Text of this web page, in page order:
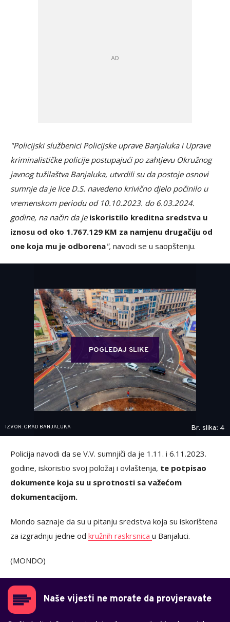
"Policijski službenici Policijske uprave Banjaluka i Uprave
kriminalističke policije postupajući po zahtjevu Okružnog
javnog tužilaštva Banjaluka, utvrdili su da postoje osnovi
sumnje da je lice D.S. navedeno krivično djelo počinilo u
vremenskom periodu od 10.10.2023. do 6.03.2024.
godine, na način da je iskoristilo kreditna sredstva u
iznosu od oko 1.767.129 KM za namjenu drugačiju od
one koja mu je odborena", navodi se u saopštenju.
POGLEDAJ SLIKE
IZVOR: GRAD BANJALUKA Br. slika: 4
Policija navodi da se V.V. sumnjiči da je 1.11. i 6.11.2023.
godine, iskoristio svoj položaj i ovlaštenja, te potpisao
dokumente koja su u sprotnosti sa važećom
dokumentacijom.
Mondo saznaje da su u pitanju sredstva koja su iskorištena
za izgradnju jedne od kružnih raskrsnica u Banjaluci.
(MONDO)
Naše vijesti ne morate da provjeravate